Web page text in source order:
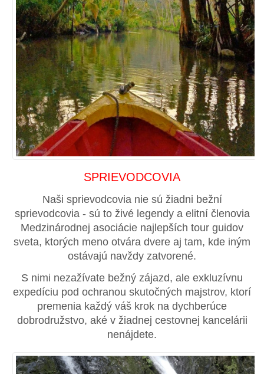
SPRIEVODCOVIA
Naši sprievodcovia nie sú žiadni bežní
sprievodcovia - sú to živé legendy a elitní členovia
Medzinárodnej asociácie najlepších tour guidov
sveta, ktorých meno otvára dvere aj tam, kde iným
ostávajú navždy zatvorené.
S nimi nezažívate bežný zájazd, ale exkluzívnu
expedíciu pod ochranou skutočných majstrov, ktorí
premenia každý váš krok na dychberúce
dobrodružstvo, aké v žiadnej cestovnej kancelárii
nenájdete.